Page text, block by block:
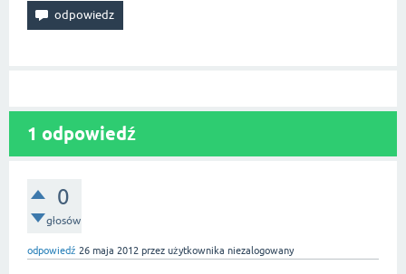
1 odpowiedź
0
głosów
odpowiedź 26 maja 2012 przez użytkownika niezalogowany